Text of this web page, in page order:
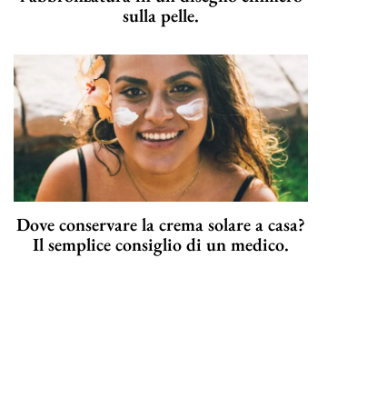
sulla pelle.
Dove conservare la crema solare a casa?
Il semplice consiglio di un medico.